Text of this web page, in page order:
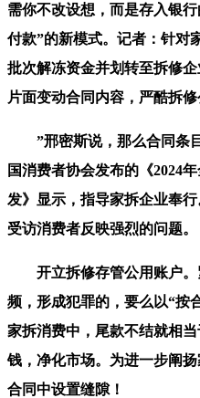
需你不改设想，而是存入银
付款”的新模式。记者：针对
批次解冻资金并划转至拆修
片面变动合同内容，严酷拆
”邢密斯说，那么合同条目
国消费者协会发布的《2024
发》显示，指导家拆企业奉
受访消费者反映强烈的问题。
开立拆修存管公用账户。
频，形成犯罪的，要么以“
家拆消费中，尾款不结就相
钱，净化市场。为进一步阐
合同中设置缝隙！